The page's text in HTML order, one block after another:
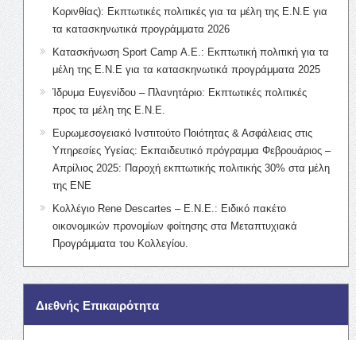
Κορινθίας): Εκπτωτικές πολιτικές για τα μέλη της Ε.Ν.Ε για
τα κατασκηνωτικά προγράμματα 2026
Κατασκήνωση Sport Camp Α.Ε.: Εκπτωτική πολιτική για τα
μέλη της Ε.Ν.Ε για τα κατασκηνωτικά προγράμματα 2025
Ίδρυμα Ευγενίδου – Πλανητάριο: Εκπτωτικές πολιτικές
προς τα μέλη της Ε.Ν.Ε.
Ευρωμεσογειακό Ινστιτούτο Ποιότητας & Ασφάλειας στις
Υπηρεσίες Υγείας: Εκπαιδευτικό πρόγραμμα Φεβρουάριος –
Απρίλιος 2025: Παροχή εκπτωτικής πολιτικής 30% στα μέλη
της ΕΝΕ
Κολλέγιο Rene Descartes – Ε.Ν.Ε.: Ειδικό πακέτο
οικονομικών προνομίων φοίτησης στα Μεταπτυχιακά
Προγράμματα του Κολλεγίου.
Διεθνής Επικαιρότητα